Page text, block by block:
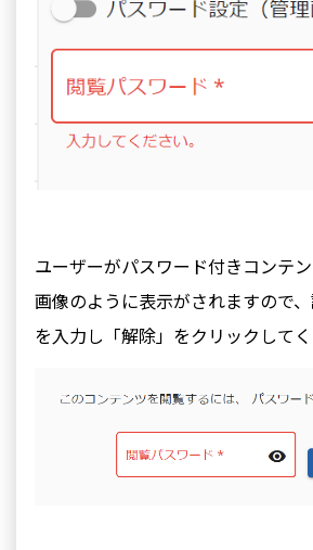
ユーザーがパスワード付きコンテ
画像のように表示がされますので
を入力し「解除」をクリックしてく